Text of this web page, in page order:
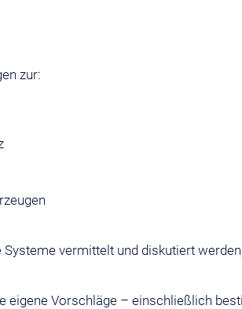
zur:
vermittelt und diskutiert
eigene Vorschläge – einschließlich